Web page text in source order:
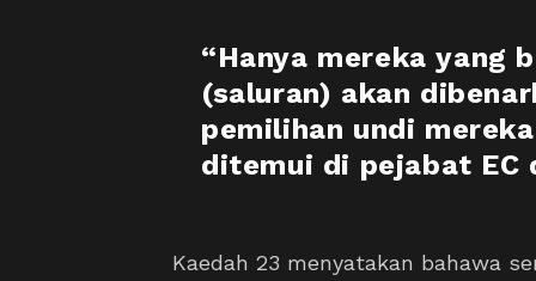
“Hanya mereka yang
(saluran) akan
pemilihan undi
ditemui di pejabat EC
Kaedah 23 menyatakan bahawa